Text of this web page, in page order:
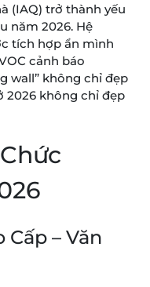
(IAQ) trở thành yếu
năm 2026. Hệ
tích hợp ẩn mình
cảnh báo
wall” không chỉ đẹp
2026 không chỉ đẹp
Cấp – Văn